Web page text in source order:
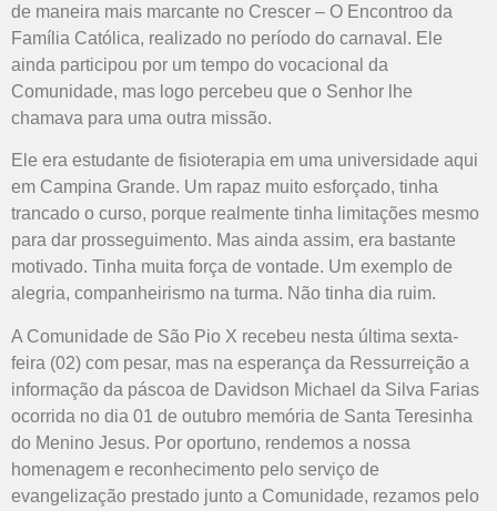
de maneira mais marcante no Crescer – O Encontroo da
Família Católica, realizado no período do carnaval. Ele
ainda participou por um tempo do vocacional da
Comunidade, mas logo percebeu que o Senhor lhe
chamava para uma outra missão.
Ele era estudante de fisioterapia em uma universidade aqui
em Campina Grande. Um rapaz muito esforçado, tinha
trancado o curso, porque realmente tinha limitações mesmo
para dar prosseguimento. Mas ainda assim, era bastante
motivado. Tinha muita força de vontade. Um exemplo de
alegria, companheirismo na turma. Não tinha dia ruim.
A Comunidade de São Pio X recebeu nesta última sexta-
feira (02) com pesar, mas na esperança da Ressurreição a
informação da páscoa de Davidson Michael da Silva Farias
ocorrida no dia 01 de outubro memória de Santa Teresinha
do Menino Jesus. Por oportuno, rendemos a nossa
homenagem e reconhecimento pelo serviço de
evangelização prestado junto a Comunidade, rezamos pelo